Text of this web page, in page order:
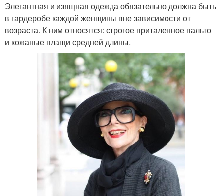
Элегантная и изящная одежда обязательно должна быть
в гардеробе каждой женщины вне зависимости от
возраста. К ним относятся: строгое приталенное пальто
и кожаные плащи средней длины.